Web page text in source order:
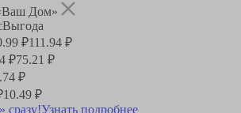
Дом»
Выгода
₽111.94 ₽
₽75.21 ₽
₽
10.49 ₽
сразу!Узнать подробнее